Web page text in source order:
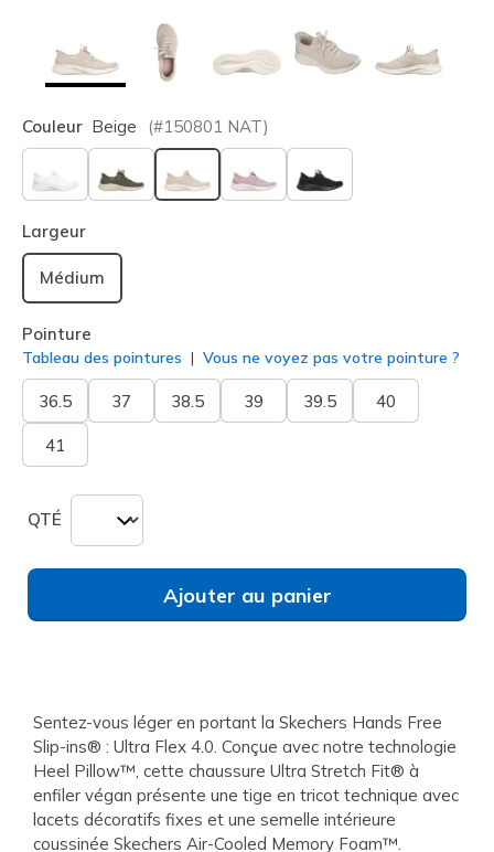
Couleur Beige (#150801 NAT)
sélectionné
Largeur
Médium
Pointure
Tableau des pointures Vous ne voyez pas votre pointure ?
36.5 37 38.5 39 39.5 40
41
QTÉ
Ajouter au panier
Sentez-vous léger en portant la Skechers Hands Free
Slip-ins® : Ultra Flex 4.0. Conçue avec notre technologie
Heel Pillow™, cette chaussure Ultra Stretch Fit® à
enfiler végan présente une tige en tricot technique avec
lacets décoratifs fixes et une semelle intérieure
coussinée Skechers Air-Cooled Memory Foam™.